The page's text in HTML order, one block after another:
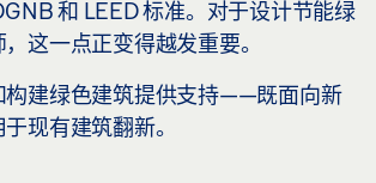
和 LEED 标准。对于设计节能绿
这一点正变得越发重要。
构建绿色建筑提供支持——既面向新
现有建筑翻新。